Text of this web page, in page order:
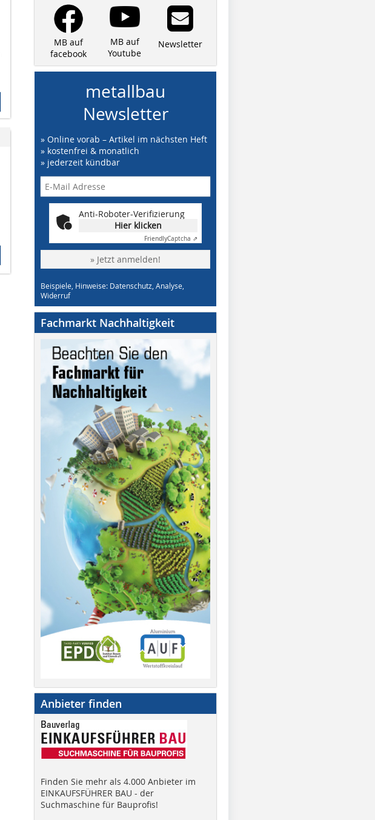
MB auf
facebook
MB auf
Youtube
Newsletter
metallbau
Newsletter
» Online vorab – Artikel im nächsten Heft
» kostenfrei & monatlich
» jederzeit kündbar
Anti-Roboter-Verifizierung
Hier klicken
FriendlyCaptcha ⇗
» Jetzt anmelden!
Beispiele, Hinweise: Datenschutz, Analyse,
Widerruf
Fachmarkt Nachhaltigkeit
Anbieter finden
Finden Sie mehr als 4.000 Anbieter im
EINKAUFSFÜHRER BAU - der
Suchmaschine für Bauprofis!